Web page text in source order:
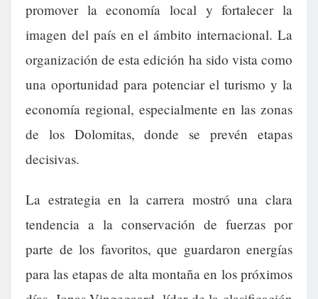
promover la economía local y fortalecer la
imagen del país en el ámbito internacional. La
organización de esta edición ha sido vista como
una oportunidad para potenciar el turismo y la
economía regional, especialmente en las zonas
de los Dolomitas, donde se prevén etapas
decisivas.
La estrategia en la carrera mostró una clara
tendencia a la conservación de fuerzas por
parte de los favoritos, que guardaron energías
para las etapas de alta montaña en los próximos